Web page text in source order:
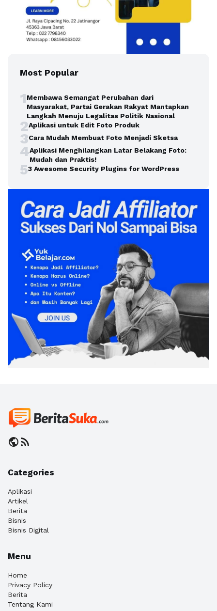
Most Popular
1Membawa Semangat Perubahan dari
Masyarakat, Partai Gerakan Rakyat Mantapkan
Langkah Menuju Legalitas Politik Nasional
2Aplikasi untuk Edit Foto Produk
3Cara Mudah Membuat Foto Menjadi Sketsa
4Aplikasi Menghilangkan Latar Belakang Foto:
Mudah dan Praktis!
53 Awesome Security Plugins for WordPress
publicrss_feed
Categories
Aplikasi
Artikel
Berita
Bisnis
Bisnis Digital
Menu
Home
Privacy Policy
Berita
Tentang Kami